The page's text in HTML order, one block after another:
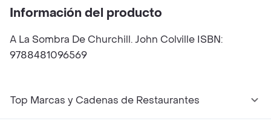
Información del producto
A La Sombra De Churchill. John Colville ISBN:
9788481096569
Top Marcas y Cadenas de Restaurantes